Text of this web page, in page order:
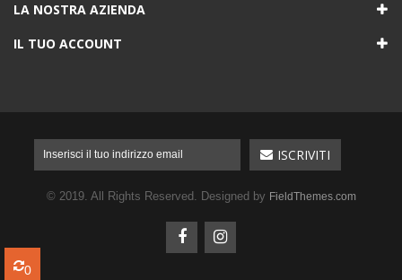
0
LA NOSTRA AZIENDA
IL TUO ACCOUNT
© 2019. All Rights Reserved. Designed by FieldThemes.com
0